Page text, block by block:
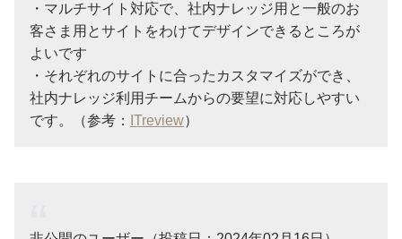
・マルチサイト対応で、社内ナレッジ用と一般のお
客さま用とサイトをわけてデザインできるところが
よいです
・それぞれのサイトに合ったカスタマイズができ、
社内ナレッジ利用チームからの要望に対応しやすい
です。（参考：
ITreview）